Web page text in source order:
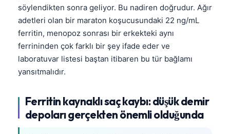
söylendikten sonra geliyor. Bu nadiren doğrudur. Ağır
adetleri olan bir maraton koşucusundaki 22 ng/mL
ferritin, menopoz sonrası bir erkekteki aynı
ferrininden çok farklı bir şey ifade eder ve
laboratuvar listesi baştan itibaren bu tür bağlamı
yansıtmalıdır.
Ferritin kaynaklı saç kaybı: düşük demir
depoları gerçekten önemli olduğunda